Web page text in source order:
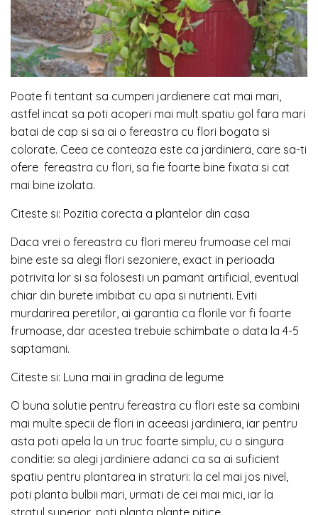
Poate fi tentant sa cumperi jardienere cat mai mari,
astfel incat sa poti acoperi mai mult spatiu gol fara mari
batai de cap si sa ai o fereastra cu flori bogata si
colorate. Ceea ce conteaza este ca jardiniera, care sa-ti
ofere fereastra cu flori, sa fie foarte bine fixata si cat
mai bine izolata.
Citeste si: Pozitia corecta a plantelor din casa
Daca vrei o fereastra cu flori mereu frumoase cel mai
bine este sa alegi flori sezoniere, exact in perioada
potrivita lor si sa folosesti un pamant artificial, eventual
chiar din burete imbibat cu apa si nutrienti. Eviti
murdarirea peretilor, ai garantia ca florile vor fi foarte
frumoase, dar acestea trebuie schimbate o data la 4-5
saptamani.
Citeste si: Luna mai in gradina de legume
O buna solutie pentru fereastra cu flori este sa combini
mai multe specii de flori in aceeasi jardiniera, iar pentru
asta poti apela la un truc foarte simplu, cu o singura
conditie: sa alegi jardiniere adanci ca sa ai suficient
spatiu pentru plantarea in straturi: la cel mai jos nivel,
poti planta bulbii mari, urmati de cei mai mici, iar la
stratul superior, poti planta plante pitice.